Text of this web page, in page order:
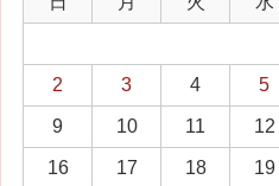
2 3 4 5
9 10 11 12
16 17 18 19